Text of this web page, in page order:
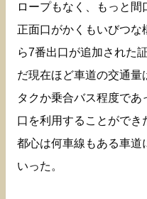
ロープもなく、もっと
正面口がかくもいびつ
ら7番出口が追加された
だ現在ほど車道の交通量
タクか乗合バス程度で
口を利用することができ
都心は何車線もある車道
いった。